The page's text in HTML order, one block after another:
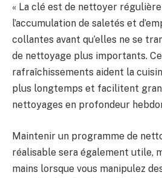
« La clé est de nettoyer
l’accumulation de saletés et
collantes avant qu’elles ne se
de nettoyage plus importants.
rafraîchissements aident la
plus longtemps et facilitent
nettoyages en profondeur
Maintenir un programme de
réalisable sera également utile,
mains lorsque vous manipulez